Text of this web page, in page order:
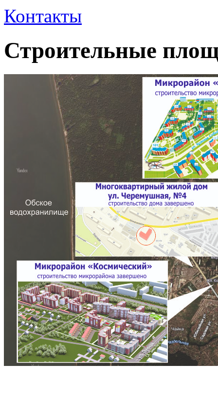
Контакты
Строительные